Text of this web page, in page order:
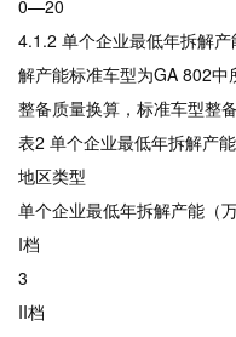
0—20
4.1.2 单个企业最低年拆解
解产能标准车型为GA 802
整备质量换算，标准车型整
表2 单个企业最低年拆解产能
地区类型
单个企业最低年拆解产能（万
I档
3
II档